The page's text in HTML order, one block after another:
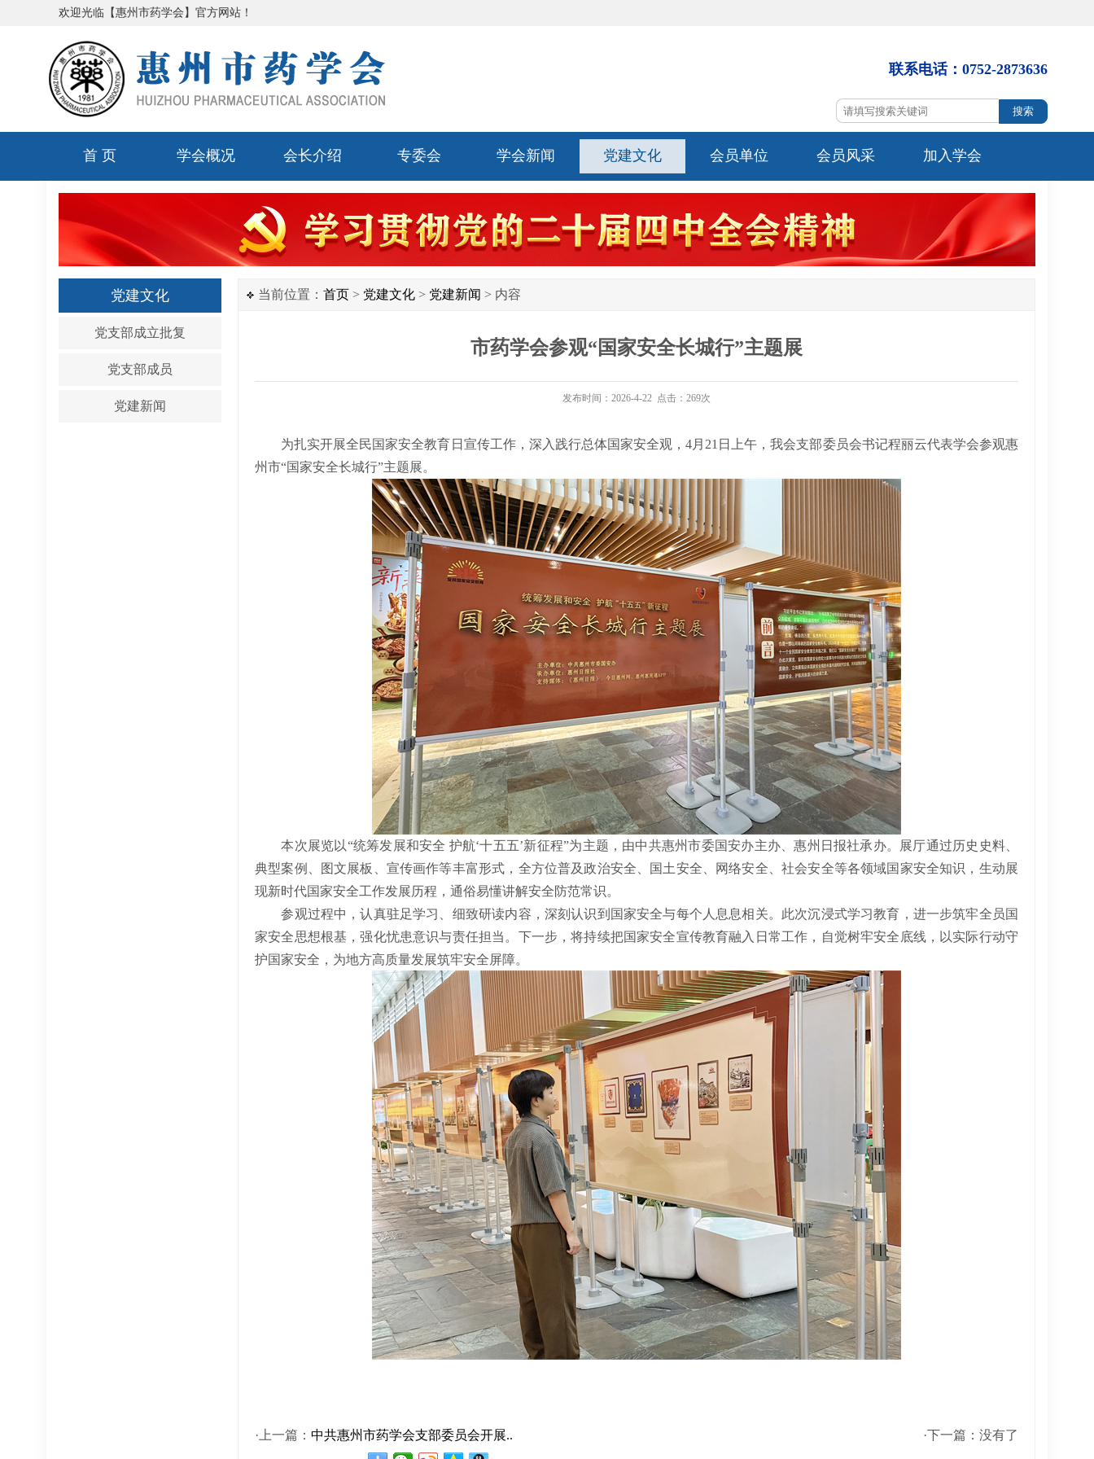
欢迎光临【惠州市药学会 】官方网站！
联系电话： 0752-2873636
首 页 学会概况 会长介绍 专委会 学会新闻 党建文化 会员单位 会员风采 加入学会
党建文化
党支部成立批复
党支部成员
党建新闻
当前位置： 首页 > 党建文化 > 党建新闻 > 内容
市药学会参观“国家安全长城行”主题展
发布时间：2026-4-22 点击：269次
为扎实开展全民国家安全教育日宣传工作，深入践行总体国家安全观，4月21日上午，我会支部委员会书记程丽云代表学会参观惠
州市“国家安全长城行”主题展。
本次展览以“统筹发展和安全 护航‘十五五’新征程”为主题，由中共惠州市委国安办主办、惠州日报社承办。展厅通过历史史料、
典型案例、图文展板、宣传画作等丰富形式，全方位普及政治安全、国土安全、网络安全、社会安全等各领域国家安全知识，生动展
现新时代国家安全工作发展历程，通俗易懂讲解安全防范常识。
参观过程中，认真驻足学习、细致研读内容，深刻认识到国家安全与每个人息息相关。此次沉浸式学习教育，进一步筑牢全员国
家安全思想根基，强化忧患意识与责任担当。下一步，将持续把国家安全宣传教育融入日常工作，自觉树牢安全底线，以实际行动守
护国家安全，为地方高质量发展筑牢安全屏障。
·上一篇： 中共惠州市药学会支部委员会开展.. ·下一篇：没有了